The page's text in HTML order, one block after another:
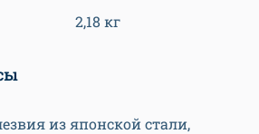
2,18 кг
из японской стали,